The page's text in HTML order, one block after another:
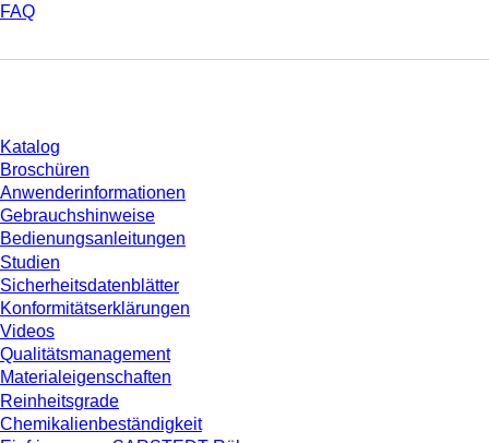
FAQ
Katalog
Broschüren
Anwenderinformationen
Gebrauchshinweise
Bedienungsanleitungen
Studien
Sicherheitsdatenblätter
Konformitätserklärungen
Videos
Qualitätsmanagement
Materialeigenschaften
Reinheitsgrade
Chemikalienbeständigkeit